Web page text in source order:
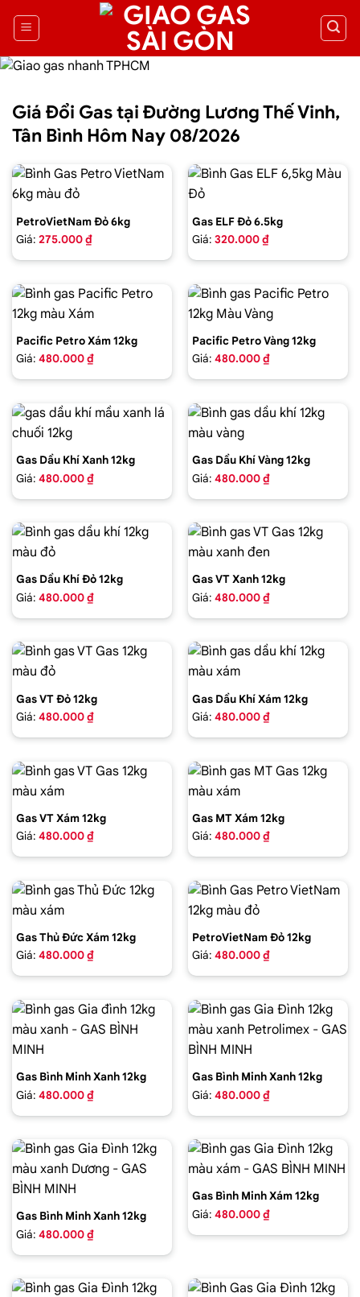
Giá Đổi Gas tại Đường Lương Thế Vinh,
Tân Bình Hôm Nay 08/2026
PetroVietNam Đỏ 6kg
Giá: 275.000 ₫
Gas ELF Đỏ 6.5kg
Giá: 320.000 ₫
Pacific Petro Xám 12kg
Giá: 480.000 ₫
Pacific Petro Vàng 12kg
Giá: 480.000 ₫
Gas Dầu Khí Xanh 12kg
Giá: 480.000 ₫
Gas Dầu Khí Vàng 12kg
Giá: 480.000 ₫
Gas Dầu Khí Đỏ 12kg
Giá: 480.000 ₫
Gas VT Xanh 12kg
Giá: 480.000 ₫
Gas VT Đỏ 12kg
Giá: 480.000 ₫
Gas Dầu Khí Xám 12kg
Giá: 480.000 ₫
Gas VT Xám 12kg
Giá: 480.000 ₫
Gas MT Xám 12kg
Giá: 480.000 ₫
Gas Thủ Đức Xám 12kg
Giá: 480.000 ₫
PetroVietNam Đỏ 12kg
Giá: 480.000 ₫
Gas Bình Minh Xanh 12kg
Giá: 480.000 ₫
Gas Bình Minh Xanh 12kg
Giá: 480.000 ₫
Gas Bình Minh Xanh 12kg
Giá: 480.000 ₫
Gas Bình Minh Xám 12kg
Giá: 480.000 ₫